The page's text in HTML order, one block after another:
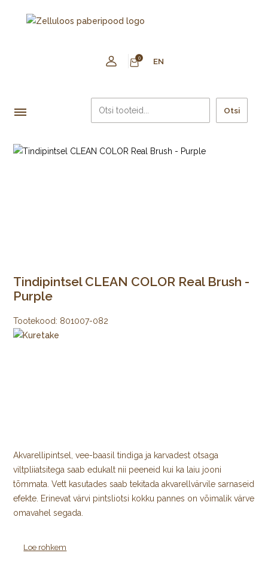
0 EN
Otsi
Tindipintsel CLEAN COLOR Real Brush -
Purple
Tootekood: 801007-082
Akvarellipintsel, vee-baasil tindiga ja karvadest otsaga
viltpliiatsitega saab edukalt nii peeneid kui ka laiu jooni
tõmmata. Vett kasutades saab tekitada akvarellvärvile sarnaseid
efekte. Erinevat värvi pintsliotsi kokku pannes on võimalik värve
omavahel segada.
Kuidas kasutada tindipintslit CLEAN COLOR
Loe rohkem